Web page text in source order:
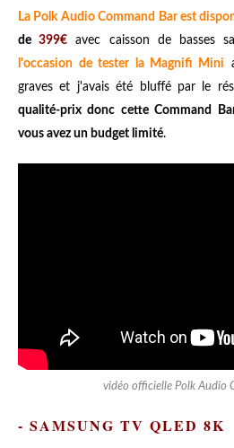
La Polk Audio Command Bar est
de399€ avec caisson de basses
l'occasion de tester la Magnifi Mini
graves et j'avais été bluffé par le
qualité-prix donc cette Command
vous avez un budget limité.
vidéo officielle Polk Audio
- SAMSUNG TV QLED 8K